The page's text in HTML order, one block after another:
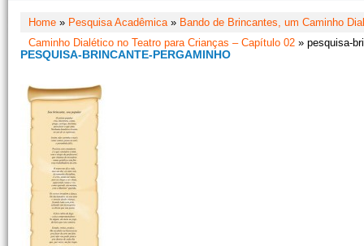
Home » Pesquisa Acadêmica» Bando de Brincantes, um Caminho
Caminho Dialético no Teatro para Crianças – Capítulo 02 » pesquisa-
PESQUISA-BRINCANTE-PERGAMINHO